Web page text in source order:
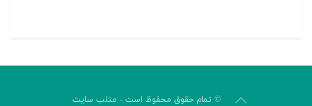
© تمام حقوق محفوظ است - متلب سایت